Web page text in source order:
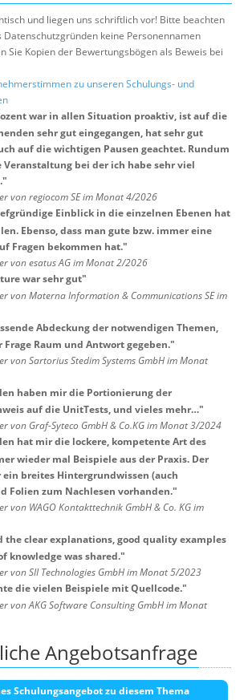
und liegen uns schriftlich vor! Bitte beachten
Datenschutzgründen keine Personennamen
Sie Kopien der Bewertungsbögen als Beweis bei
zu unseren Schulungs- und
war in allen Situation proaktiv, ist auf die
sehr gut eingegangen, hat sehr gut
auf die wichtigen Pausen geachtet. Rundum
Veranstaltung bei der ich habe sehr viel
"
von regiocom SE im Monat 4/2026
Einblick in die einzelnen Ebenen hat
Ebenso, dass man gute bzw. immer eine
Fragen bekommen hat."
von esatus AG im Monat 2/2026
war sehr gut"
von Materna Information & Communications SE im
Abdeckung der notwendigen Themen,
Raum und Antwort gegeben."
von Sartorius Stedim Systems GmbH im Monat
haben mir die Portionierung der
auf die UnitTests, und vieles mehr…"
von Graf-Syteco GmbH & Co.KG im Monat 3/2024
hat mir die lockere, kompetente Art des
wieder mal Beispiele aus der Praxis. Der
breites Hintergrundwissen (auch
Folien zum Nachlesen vorhanden."
von WAGO Kontakttechnik GmbH & Co. KG im
the clear explanations, good quality examples
knowledge was shared."
von SII Technologies GmbH im Monat 5/2023
die vielen Beispiele mit Quellcode."
von AKG Software Consulting GmbH im Monat
Angebotsanfrage
Schulungsangebot zu diesem Thema